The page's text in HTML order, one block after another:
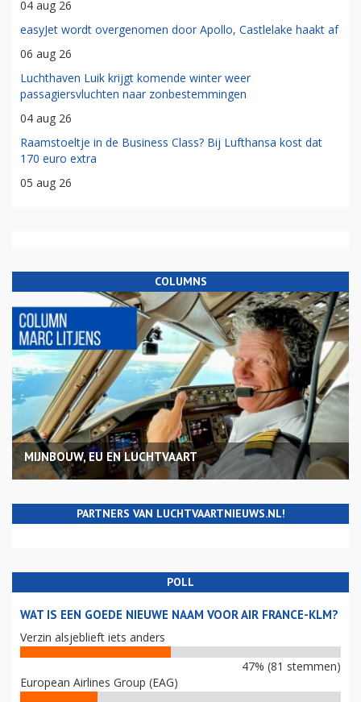
04 aug 26
easyJet wordt overgenomen door Apollo, Castlelake haakt af
06 aug 26
Luchthaven Luik krijgt komende winter weer
passagiersvluchten naar zonbestemmingen
04 aug 26
Raamstoeltje in de Business Class? Bij Lufthansa kost dat
170 euro extra
05 aug 26
COLUMNS
MIJNBOUW, EU EN LUCHTVAART
PARTNERS VAN LUCHTVAARTNIEUWS.NL!
POLL
WAT IS EEN GOEDE NIEUWE NAAM VOOR AIR FRANCE-KLM?
Verzin alsjeblieft iets anders
47% (81 stemmen)
European Airlines Group (EAG)